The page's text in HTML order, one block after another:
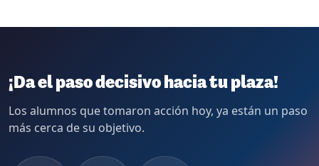
¡Da el paso decisivo hacia tu plaza!
Los alumnos que tomaron acción hoy, ya están un paso
más cerca de su objetivo.